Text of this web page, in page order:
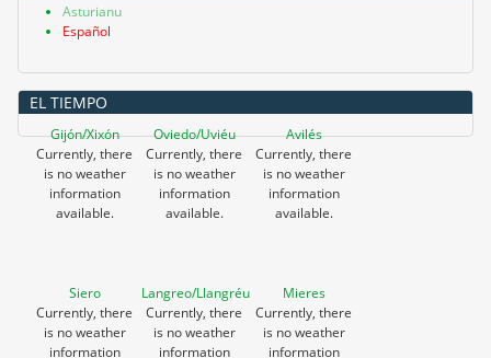
Asturianu
Español
EL TIEMPO
Gijón/Xixón
Currently, there
is no weather
information
available.
Oviedo/Uviéu
Currently, there
is no weather
information
available.
Avilés
Currently, there
is no weather
information
available.
Siero
Currently, there
is no weather
information
Langreo/Llangréu
Currently, there
is no weather
information
Mieres
Currently, there
is no weather
information